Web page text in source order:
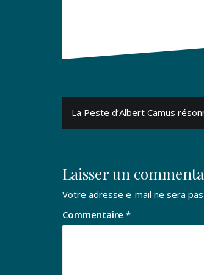
Navigation
de
La Peste d’Albert Camus
Laisser un
Votre adresse e-mail ne sera
Commentaire *